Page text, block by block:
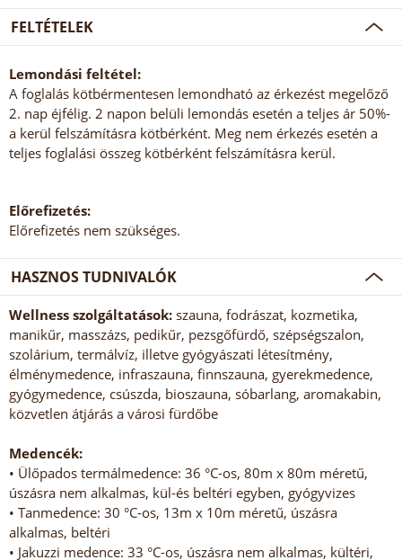
FELTÉTELEK
Lemondási feltétel:
A foglalás kötbérmentesen lemondható az érkezést megelőző
2. nap éjfélig. 2 napon belüli lemondás esetén a teljes ár 50%-
a kerül felszámításra kötbérként. Meg nem érkezés esetén a
teljes foglalási összeg kötbérként felszámításra kerül.
Előrefizetés:
Előrefizetés nem szükséges.
HASZNOS TUDNIVALÓK
Wellness szolgáltatások: szauna, fodrászat, kozmetika,
manikűr, masszázs, pedikűr, pezsgőfürdő, szépségszalon,
szolárium, termálvíz, illetve gyógyászati létesítmény,
élménymedence, infraszauna, finnszauna, gyerekmedence,
gyógymedence, csúszda, bioszauna, sóbarlang, aromakabin,
közvetlen átjárás a városi fürdőbe
Medencék:
• Ülőpados termálmedence: 36 °C-os, 80m x 80m méretű,
úszásra nem alkalmas, kül-és beltéri egyben, gyógyvizes
• Tanmedence: 30 °C-os, 13m x 10m méretű, úszásra
alkalmas, beltéri
• Jakuzzi medence: 33 °C-os, úszásra nem alkalmas, kültéri,